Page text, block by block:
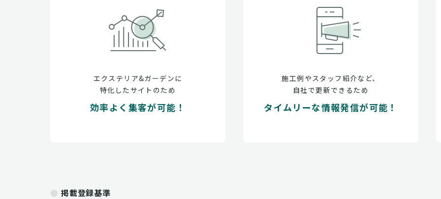
エクステリア&ガーデンに
特化したサイトのため
効率よく集客が可能！
施工例やスタッフ紹介など、
自社で更新できるため
タイムリーな情報発信が可能！
掲載登録基準